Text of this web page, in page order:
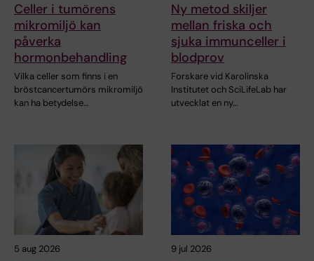
Celler i tumörens
mikromiljö kan
påverka
hormonbehandling
Vilka celler som finns i en
bröstcancertumörs mikromiljö
kan ha betydelse…
Ny metod skiljer
mellan friska och
sjuka immunceller i
blodprov
Forskare vid Karolinska
Institutet och SciLifeLab har
utvecklat en ny…
5 aug 2026 9 jul 2026